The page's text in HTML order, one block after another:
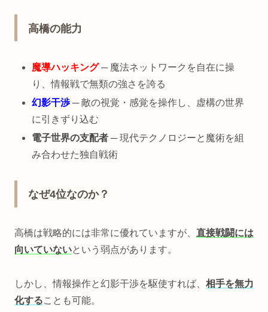
高橋の能力
魔導ハッキング─ 魔法ネットワークを自在に操
り、情報戦で無類の強さを誇る
幻影干渉─ 敵の視覚・感覚を操作し、虚構の世界
に引きずり込む
電子世界の支配者 ─ 現代テクノロジーと魔術を組
み合わせた独自戦術
なぜ4位なのか？
高橋は戦略的には非常に優れていますが、 直接戦闘には
向いていないという弱点があります。
しかし、情報操作と幻影干渉を駆使すれば、 相手を無力
化することも可能。